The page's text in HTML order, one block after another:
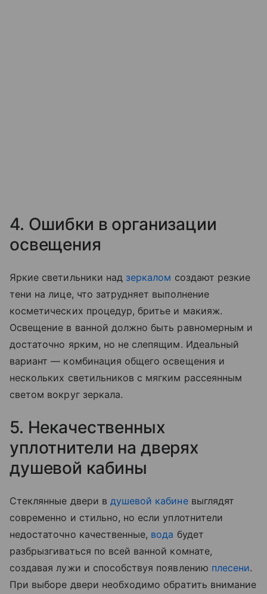
4. Ошибки в организации
освещения
Яркие светильники над зеркалом создают резкие
тени на лице, что затрудняет выполнение
косметических процедур, бритье и макияж.
Освещение в ванной должно быть равномерным и
достаточно ярким, но не слепящим. Идеальный
вариант — комбинация общего освещения и
нескольких светильников с мягким рассеянным
светом вокруг зеркала.
5. Некачественных
уплотнители на дверях
душевой кабины
Стеклянные двери в душевой кабиневыглядят
современно и стильно, но если уплотнители
недостаточно качественные, вода будет
разбрызгиваться по всей ванной комнате,
создавая лужи и способствуя появлению плесени.
При выборе двери необходимо обратить внимание